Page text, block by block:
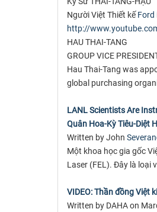
Người Việt Thiết kếFord
http://
HAU THAI-TANG
GROUP VICE
Hau Thai-Tang was
global purchasing
LANL Scientists Are
Quân Hoa-Kỳ Tiêu-Diệt
Written by John
Một khoa học gia gốc
Laser (FEL). Đây là loại
VIDEO: Thần đồng Việt
Written by DAHA on